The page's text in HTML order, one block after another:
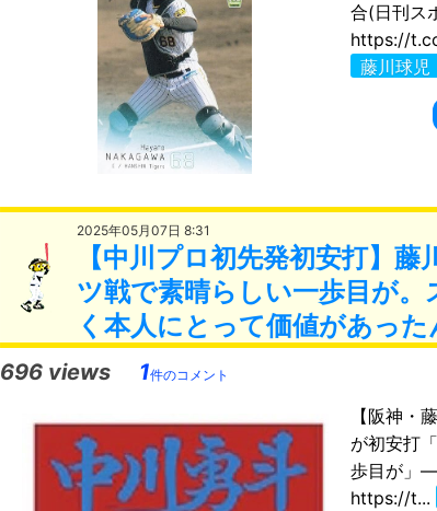
合(日刊ス
https://
藤川球児
2025年05月07日 8:31
【中川プロ初先発初安打】
ツ戦で素晴らしい一歩目が
く本人にとって価値があっ
696 views 1件のコメント
【阪神・
が初安打
歩目が」
https://t...